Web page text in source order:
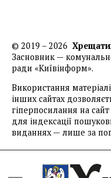
© 2019 – 2026
Засновник —
ради «Київінформ».
Використання
інших сайтах
гіперпосилання на
для індексації
виданнях — лише за